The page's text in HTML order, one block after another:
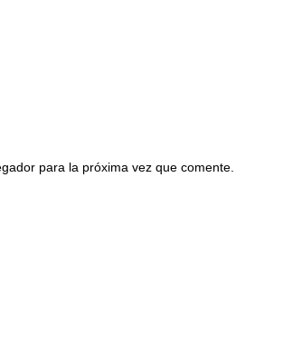
para la próxima vez que comente.